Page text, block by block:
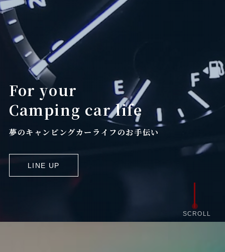
For your
Camping car life
夢のキャンピングカーライフのお手伝い
LINE UP
SCROLL